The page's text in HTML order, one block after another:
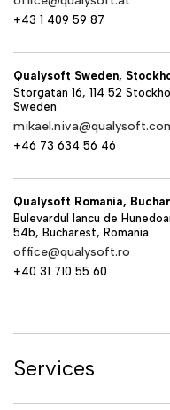
+43 1 409 59 87
Qualysoft Sweden,
Storgatan 16, 114 52
Sweden
+46 73 634 56 46
Qualysoft Romania,
Bulevardul Iancu de
54b, Bucharest, Romania
office@qualysoft.ro
+40 31 710 55 60
Services